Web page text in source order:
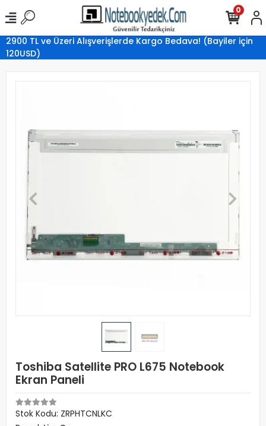
2900 TL ve Üzeri Alışverişlerde Kargo Bedava! (Bayiler için
120USD)
0
Toshiba Satellite PRO L675 Notebook
Ekran Paneli
Stok Kodu: ZRPHTCNLKC